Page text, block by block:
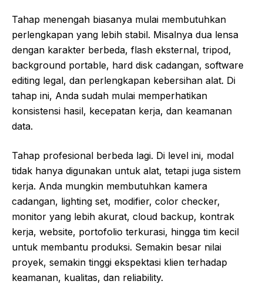
Tahap menengah biasanya mulai membutuhkan
perlengkapan yang lebih stabil. Misalnya dua lensa
dengan karakter berbeda, flash eksternal, tripod,
background portable, hard disk cadangan, software
editing legal, dan perlengkapan kebersihan alat. Di
tahap ini, Anda sudah mulai memperhatikan
konsistensi hasil, kecepatan kerja, dan keamanan
data.
Tahap profesional berbeda lagi. Di level ini, modal
tidak hanya digunakan untuk alat, tetapi juga sistem
kerja. Anda mungkin membutuhkan kamera
cadangan, lighting set, modifier, color checker,
monitor yang lebih akurat, cloud backup, kontrak
kerja, website, portofolio terkurasi, hingga tim kecil
untuk membantu produksi. Semakin besar nilai
proyek, semakin tinggi ekspektasi klien terhadap
keamanan, kualitas, dan reliability.